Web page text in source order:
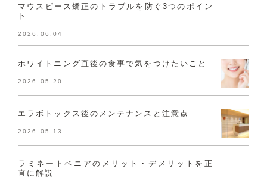
マウスピース矯正のトラブルを防ぐ3つのポイン
ト
2026.06.04
ホワイトニング直後の食事で気をつけたいこと
2026.05.20
エラボトックス後のメンテナンスと注意点
2026.05.13
ラミネートベニアのメリット・デメリットを正
直に解説